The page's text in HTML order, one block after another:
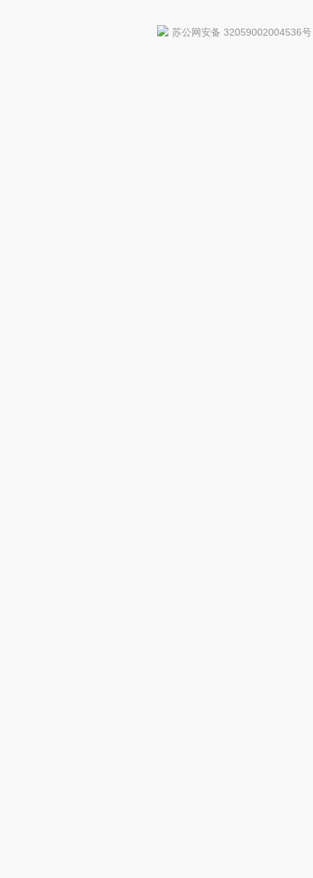
苏公网安备 32059002004536号